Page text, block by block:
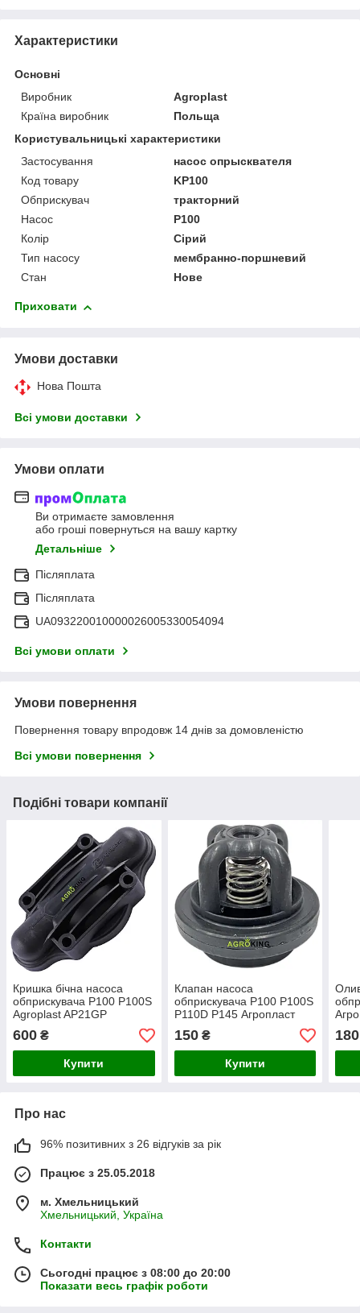
Характеристики
Основні
Виробник
Agroplast
Країна виробник
Польща
Користувальницькі характеристики
Застосування
насос опрысквателя
Код товару
KP100
Обприскувач
тракторний
Насос
P100
Колір
Сірий
Тип насосу
мембранно-поршневий
Стан
Нове
Приховати
Умови доставки
Нова Пошта
Всі умови доставки
Умови оплати
Ви отримаєте замовлення
або гроші повернуться на вашу картку
Детальніше
Післяплата
Післяплата
UA093220010000026005330054094
Всі умови оплати
Умови повернення
Повернення товару впродовж 14 днів за домовленістю
Всі умови повернення
Подібні товари компанії
Кришка бічна насоса
обприскувача P100 P100S
Agroplast AP21GP
600 ₴
Купити
Клапан насоса
обприскувача P100 P100S
P110D P145 Агропласт
AP20ZP Agroplast
150₴
Купити
180
Про нас
96% позитивних з 26 відгуків за рік
Працює з 25.05.2018
м. Хмельницький
Хмельницький, Україна
Контакти
Сьогодні працює з 08:00 до 20:00
Показати весь графік роботи